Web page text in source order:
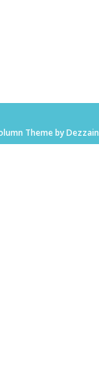
Theme by Dezzain